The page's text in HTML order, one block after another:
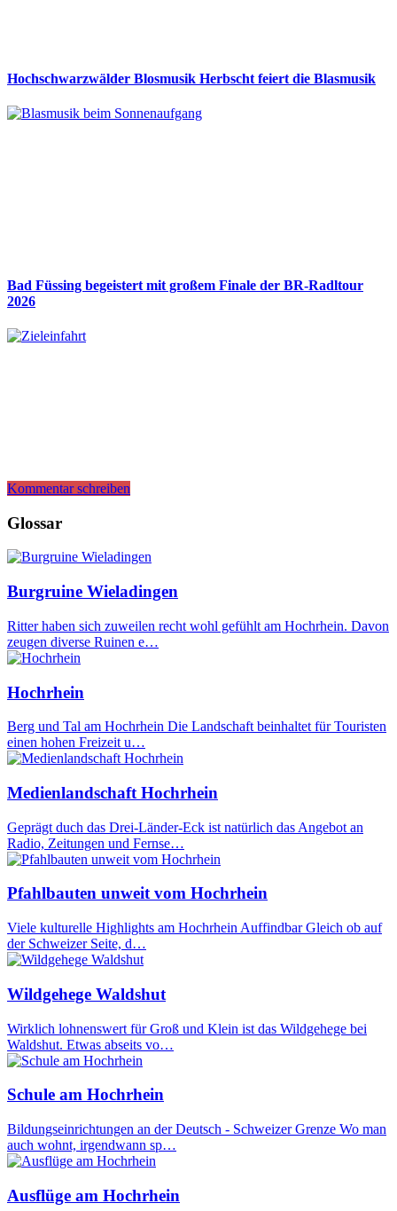
Hochschwarzwälder Blosmusik Herbscht feiert die Blasmusik
Bad Füssing begeistert mit großem Finale der BR-Radltour
2026
Kommentar schreiben
Glossar
Burgruine Wieladingen
Ritter haben sich zuweilen recht wohl gefühlt am Hochrhein. Davon
zeugen diverse Ruinen e…
Hochrhein
Berg und Tal am Hochrhein Die Landschaft beinhaltet für Touristen
einen hohen Freizeit u…
Medienlandschaft Hochrhein
Geprägt duch das Drei-Länder-Eck ist natürlich das Angebot an
Radio, Zeitungen und Fernse…
Pfahlbauten unweit vom Hochrhein
Viele kulturelle Highlights am Hochrhein Auffindbar Gleich ob auf
der Schweizer Seite, d…
Wildgehege Waldshut
Wirklich lohnenswert für Groß und Klein ist das Wildgehege bei
Waldshut. Etwas abseits vo…
Schule am Hochrhein
Bildungseinrichtungen an der Deutsch - Schweizer Grenze Wo man
auch wohnt, irgendwann sp…
Ausflüge am Hochrhein